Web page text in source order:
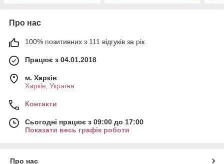
Про нас
100% позитивних з 111 відгуків за рік
Працює з 04.01.2018
м. Харків
Харків, Україна
Контакти
Сьогодні працює з 09:00 до 17:00
Показати весь графік роботи
Про нас